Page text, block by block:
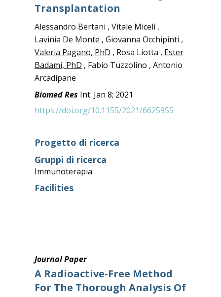
Transplantation
Alessandro Bertani , Vitale Miceli ,
Lavinia De Monte , Giovanna Occhipinti ,
Valeria Pagano, PhD , Rosa Liotta , Ester
Badami, PhD , Fabio Tuzzolino , Antonio
Arcadipane
Biomed Res Int. Jan 8; 2021
https://doi.org/10.1155/2021/6625955
Progetto di ricerca
Gruppi di ricerca
Immunoterapia
Facilities
Journal Paper
A Radioactive-Free Method
For The Thorough Analysis Of